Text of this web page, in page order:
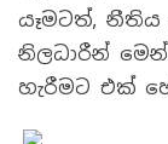
යෑමටත්,
නිලධාරීන්
හැරීමට එක්